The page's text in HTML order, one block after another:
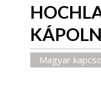
Magyar